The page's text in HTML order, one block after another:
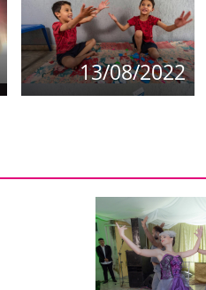
13/08/2022